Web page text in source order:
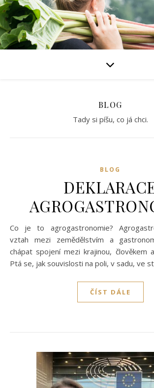
BLOG
Tady si píšu, co já chci.
BLOG
Co je to agrogastronomie? Agrogastronomie zkoumá
vztah mezi zemědělstvím a
chápat spojení mezi krajinou, člověkem
Ptá se, jak souvislosti na poli, v sadu, ve
ČÍST DÁLE